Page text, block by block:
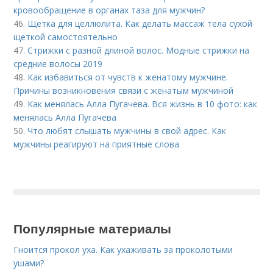
кровообращение в органах таза для мужчин?
46. Щетка для целлюлита. Как делать массаж тела сухой
щеткой самостоятельно
47.Стрижки с разной длиной волос. Модные стрижки на
средние волосы 2019
48. Как избавиться от чувств к женатому мужчине.
Причины возникновения связи с женатым мужчиной
49. Как менялась Алла Пугачева. Вся жизнь в 10 фото: как
менялась Алла Пугачева
50.Что любят слышать мужчины в свой адрес. Как
мужчины реагируют на приятные слова
Популярные материалы
Гноится прокол уха. Как ухаживать за проколотыми
ушами?